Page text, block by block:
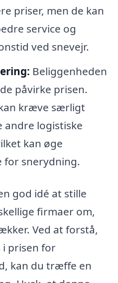
priser, men de kan
service og
ved snevejr.
Beliggenheden
påvirke prisen.
kræve særligt
andre logistiske
kan øge
for snerydning.
god idé at stille
firmaer om,
Ved at forstå,
i prisen for
kan du træffe en